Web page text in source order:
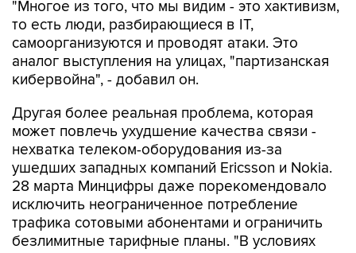
самоорганизуются и проводят атаки. Это
аналог выступления на улицах, "партизанская
кибервойна", - добавил он.
Другая более реальная проблема, которая
нехватка телеком-оборудования из-за
ушедших западных компаний Ericsson и Nokia.
28 марта Минцифры даже порекомендовало
исключить неограниченное потребление
трафика сотовыми абонентами и ограничить
безлимитные тарифные планы. "В условиях
внешнего санкционного давления и
сокращения доступности иностранного